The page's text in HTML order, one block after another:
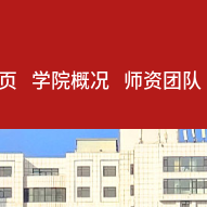
学院概况 师资团队